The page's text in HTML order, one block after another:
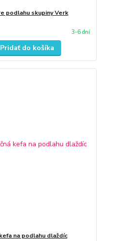
podlahu skupiny Verk
3-6 dní
Pridať do košíka
na podlahu dlaždíc